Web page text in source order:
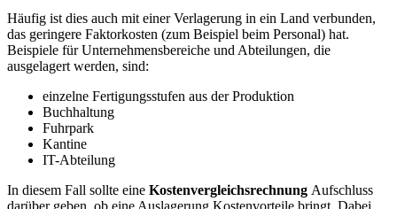
Häufig ist dies auch mit einer Verlagerung in ein Land verbunden,
das geringere Faktorkosten (zum Beispiel beim Personal) hat.
Beispiele für Unternehmensbereiche und Abteilungen, die
ausgelagert werden, sind:
einzelne Fertigungsstufen aus der Produktion
Buchhaltung
Fuhrpark
Kantine
IT-Abteilung
In diesem Fall sollte eine Kostenvergleichsrechnung Aufschluss
darüber geben, ob eine Auslagerung Kostenvorteile bringt. Dabei